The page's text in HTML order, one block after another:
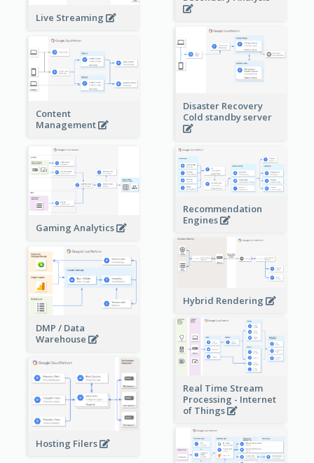
Live Streaming
Disaster Recovery
Cold standby server
Content
Management
Gaming Analytics
Recommendation
Engines
Hybrid Rendering
DMP / Data
Warehouse
Real Time Stream
Processing - Internet
of Things
Hosting Filers